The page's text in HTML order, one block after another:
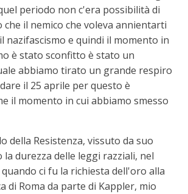
periodo non c'era possibilità di
che il nemico che voleva annientarti
nazifascismo e quindi il momento in
è stato sconfitto è stato un
abbiamo tirato un grande respiro
il 25 aprile per questo è
il momento in cui abbiamo smesso
della Resistenza, vissuto da suo
la durezza delle leggi razziali, nel
ci fu la richiesta dell'oro alla
di Roma da parte di Kappler, mio